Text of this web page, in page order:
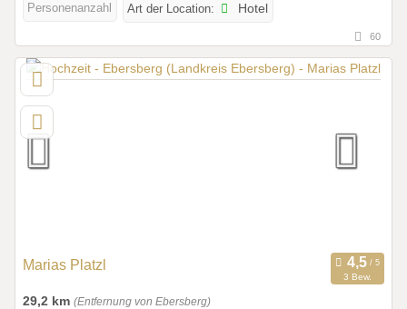
Personenanzahl Art der Location: Hotel
60
Marias Platzl
3 Bew.
29,2 km (Entfernung von Ebersberg)